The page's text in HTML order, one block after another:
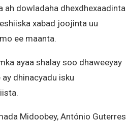
ah dowladaha dhexdhexaadinta
xabad joojinta uu
ee maanta.
ayaa shalay soo dhaweeyay
dhinacyadu isku
Midoobey, António Guterres